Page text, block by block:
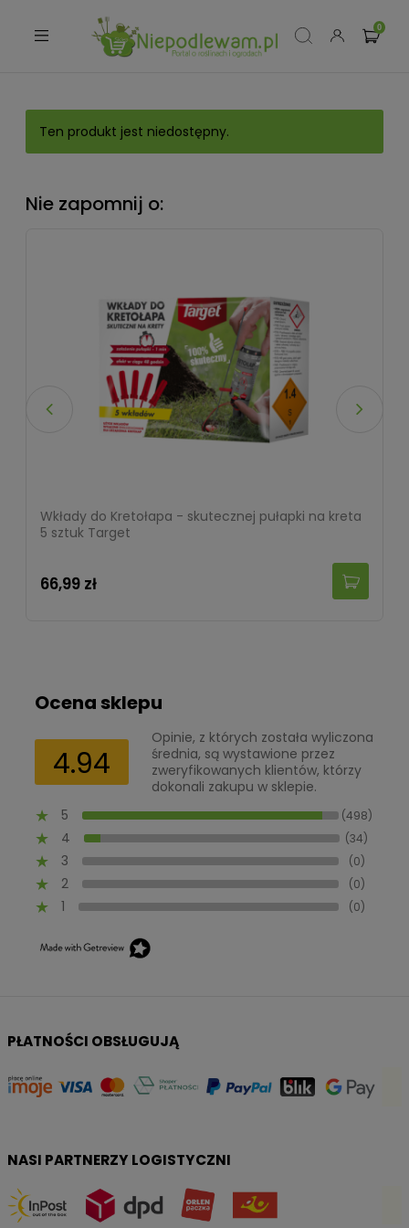
Ten produkt jest niedostępny.
Nie zapomnij o:
Wkłady do Kretołapa - skutecznej pułapki na kreta
5 sztuk Target
66,99 zł
Ocena sklepu
4.94
Opinie, z których została wyliczona
średnia, są wystawione przez
zweryfikowanych klientów, którzy
dokonali zakupu w sklepie.
5
(498)
4 (34)
3 (0)
2 (0)
1 (0)
PŁATNOŚCI OBSŁUGUJĄ
NASI PARTNERZY LOGISTYCZNI